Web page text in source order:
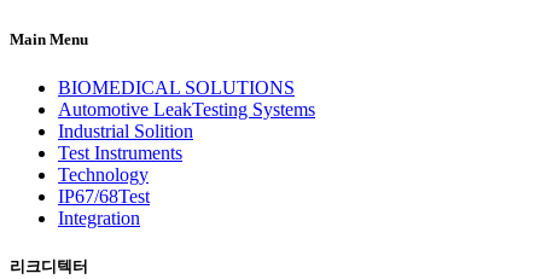
Main Menu
BIOMEDICAL SOLUTIONS
Automotive LeakTesting Systems
Industrial Solition
Test Instruments
Technology
IP67/68Test
Integration
리크디텍터